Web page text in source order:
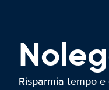
Risparmia tempo